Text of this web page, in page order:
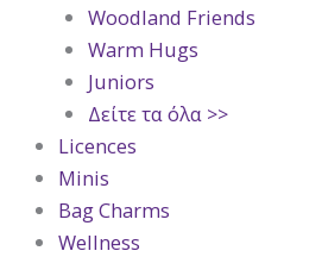
Woodland Friends
Warm Hugs
Juniors
Δείτε τα όλα >>
Licences
Minis
Bag Charms
Wellness